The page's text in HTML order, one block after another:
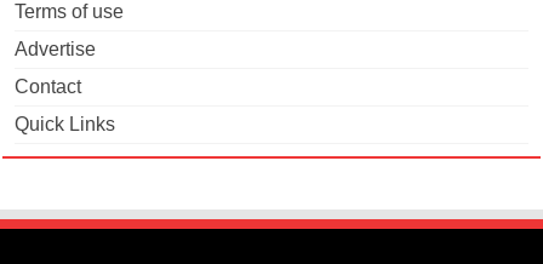
Terms of use
Advertise
Contact
Quick Links